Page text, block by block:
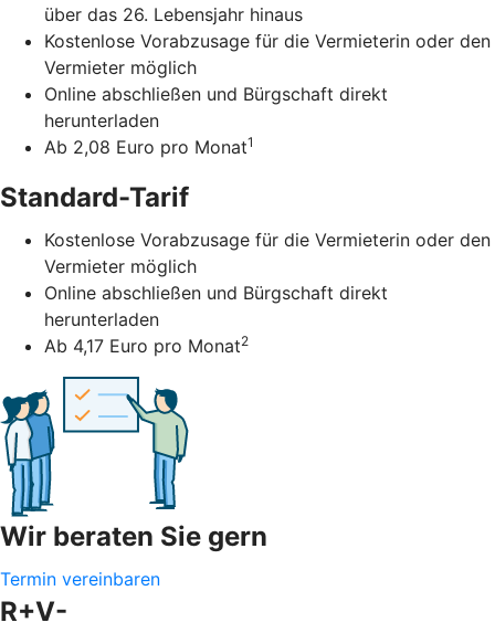
über das 26. Lebensjahr hinaus
Kostenlose Vorabzusage für die Vermieterin oder den
Vermieter möglich
Online abschließen und Bürgschaft direkt
herunterladen
Ab 2,08 Euro pro Monat1
Standard-Tarif
Kostenlose Vorabzusage für die Vermieterin oder den
Vermieter möglich
Online abschließen und Bürgschaft direkt
herunterladen
Ab 4,17 Euro pro Monat2
Wir beraten Sie gern
Termin vereinbaren
R+V-